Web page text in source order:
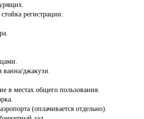
регистрации.
ванна/джакузи.
в местах общего пользования.
(оплачивается отдельно).